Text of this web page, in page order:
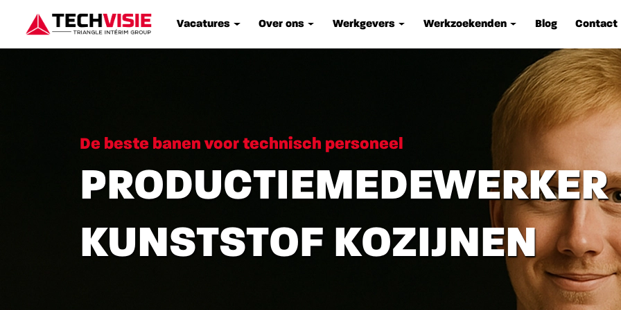
Vacatures Over ons Werkgevers Werkzoekenden Blog Contact
De beste banen voor technisch personeel
PRODUCTIEMEDEWERKER
KUNSTSTOF KOZIJNEN